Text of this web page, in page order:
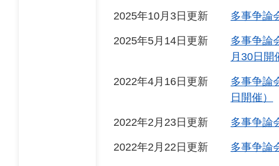
2025年10月3日更新 多事争論
2025年5月14日更新
多事争論
月30日開
2022年4月16日更新
多事争論
日開催）
2022年2月23日更新 多事争論
2022年2月22日更新 多事争論